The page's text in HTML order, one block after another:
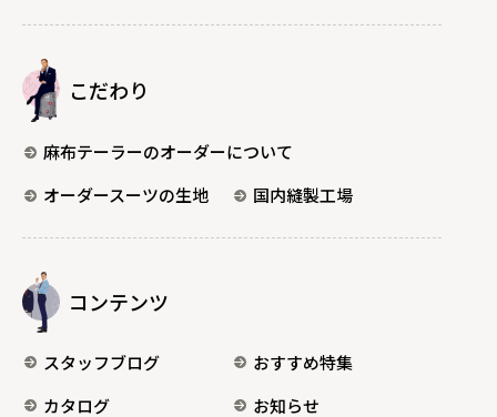
こだわり
麻布テーラーのオーダーについて
オーダースーツの生地
国内縫製工場
コンテンツ
スタッフブログ
おすすめ特集
カタログ
お知らせ